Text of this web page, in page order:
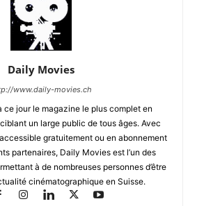
Daily Movies
www.daily-movies.ch
ce jour le magazine le plus complet en
un large public de tous âges. Avec
gratuitement ou en abonnement
partenaires, Daily Movies est l’un des
à de nombreuses personnes d’être
cinématographique en Suisse.